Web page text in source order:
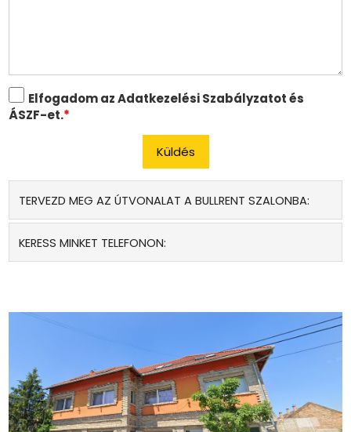
Elfogadom az Adatkezelési Szabályzatot és
ÁSZF-et.*
TERVEZD MEG AZ ÚTVONALAT A BULLRENT SZALONBA:
KERESS MINKET TELEFONON: